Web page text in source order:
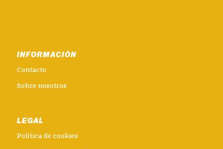
INFORMACIÓN
Contacto
Sobre nosotros
LEGAL
Política de cookies